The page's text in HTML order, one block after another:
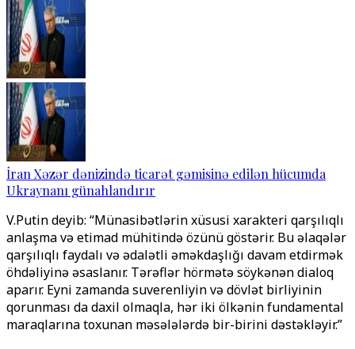
İran Xəzər dənizində ticarət gəmisinə edilən hücumda
Ukraynanı günahlandırır
V.Putin deyib: “Münasibətlərin xüsusi xarakteri qarşılıqlı
anlaşma və etimad mühitində özünü göstərir. Bu əlaqələr
qarşılıqlı faydalı və ədalətli əməkdaşlığı davam etdirmək
öhdəliyinə əsaslanır. Tərəflər hörmətə söykənən dialoq
aparır. Eyni zamanda suverenliyin və dövlət birliyinin
qorunması da daxil olmaqla, hər iki ölkənin fundamental
maraqlarına toxunan məsələlərdə bir-birini dəstəkləyir.”